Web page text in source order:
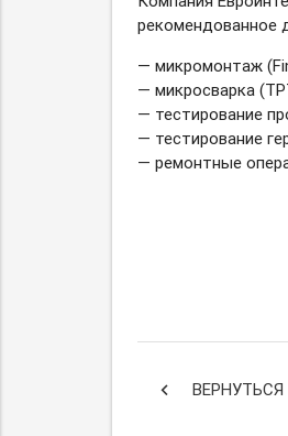
рекомендованное
— микромонтаж
— микросварка
— тестирование
— тестирование
— ремонтные
keyboard_arrow_left